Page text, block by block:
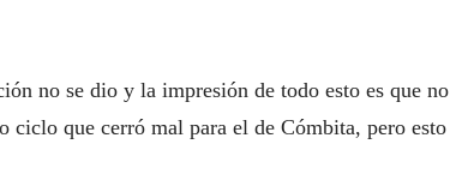
no se dio y la impresión de todo esto es que no
que cerró mal para el de Cómbita, pero esto